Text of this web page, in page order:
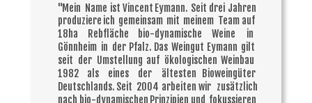
"Mein Name ist Vincent Eymann. Seit drei Jahren
produziere ich gemeinsam mit meinem Team auf
18ha
Rebfläche bio-dynamische Weine
in
Gönnheim in der Pfalz. Das Weingut Eymann gilt
seit der Umstellung auf ökologischen Weinbau
1982
als eines der ältesten Bioweingüter
Deutschlands. Seit 2004 arbeiten wir zusätzlich
nach bio-dynamischen Prinzipien und fokussieren